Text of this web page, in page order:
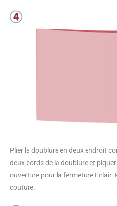
Plier la doublure en deux endroit
deux bords de la doublure et
ouverture pour la fermeture Eclair.
couture.